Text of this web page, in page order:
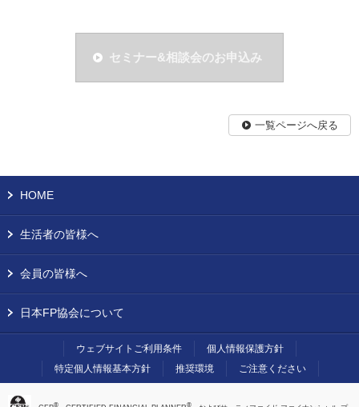
セミナー&相談会のお申込み
一覧ページへ戻る
HOME
生活者の皆様へ
会員の皆様へ
日本FP協会について
ウェブサイトご利用条件
個人情報保護方針
特定個人情報基本方針
推奨環境 ご注意ください
® ®